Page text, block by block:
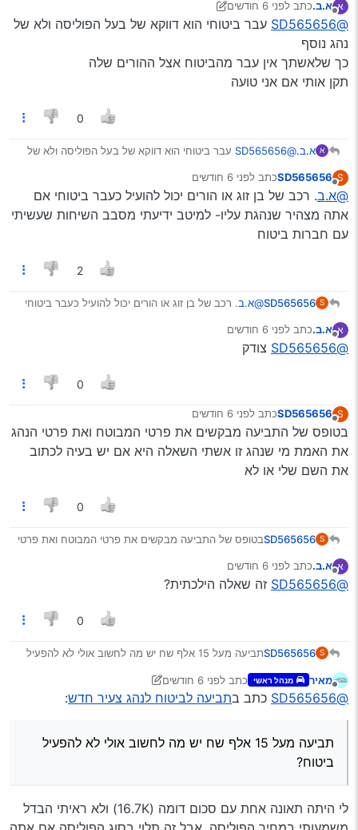
שאני משלם את המחיר שלה. כשיגמר הביטוח אני ארשום
את הרכב והביטוח על שמה ולה יהיה עבר ביטוחי מהרכב
ממנה וגם יהיה לי עבר ביטוחי מדין הרכב של הבן זוג- אני
מחשבן נכון?
א
מנותק
א.ב.כתב לפני 6 חודשים
נערך לאחרונה על ידי יוני
@SD565656
עבר ביטוחי הוא דווקא של בעל הפוליסה ולא של
נהג נוסף
כך שלאשתך אין עבר מהביטוח אצל ההורים שלה
תקן אותי אם אני טועה
0
א א.ב.@SD565656
עבר ביטוחי הוא דווקא של בעל הפוליסה ולא של
כך שלאשתך אין עבר מהביטוח אצל ההורים שלה
תקן אותי אם אני טועה
S
SD565656כתב לפני 6 חודשים
נערך לאחרונה על ידי
@א.ב. רכב של בן זוג או הורים יכול להועיל כעבר ביטוחי אם
אתה מצהיר שנהגת עליו- למיטב ידיעתי מסבב השיחות שעשיתי
עם חברות ביטוח
2
S
SD565656@א.ב. רכב של בן זוג או הורים יכול להועיל כעבר ביטוחי
השיחות שעשיתי עם חברות ביטוח
א
מנותק
א.ב.כתב לפני 6 חודשים
נערך לאחרונה על ידי
@SD565656 צודק
0
S
SD565656כתב לפני 6 חודשים
נערך לאחרונה על ידי
בטופס של התביעה מבקשים את פרטי המבוטח ואת פרטי הנהג
את האמת מי שנהג זו אשתי השאלה היא אם יש בעיה לכתוב
את השם שלי או לא
0
S
SD565656בטופס של התביעה מבקשים את פרטי המבוטח ואת פרטי
בעיה לכתוב את השם שלי או לא
א
מנותק
א.ב.כתב לפני 6 חודשים
נערך לאחרונה על ידי
@SD565656 זה שאלה הילכתית?
0
S
SD565656
תביעה מעל 15 אלף שח יש מה לחשוב אולי לא להפעיל
וללא עבר ביטוחי
מנותק
מאיר מנהל ראשי כתב לפני 6 חודשים
נערך לאחרונה על ידי מאיר
@SD565656 כתב בתביעה לביטוח לנהג צעיר חדש:
תביעה מעל 15 אלף שח יש מה לחשוב אולי לא להפעיל
ביטוח?
לי היתה תאונה אחת עם סכום דומה (16.7K) ולא ראיתי הבדל